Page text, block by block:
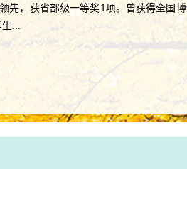
先，获省部级一等奖1项。曾获得全国
...